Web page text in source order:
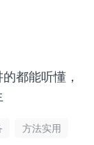
都能听懂，
方法实用